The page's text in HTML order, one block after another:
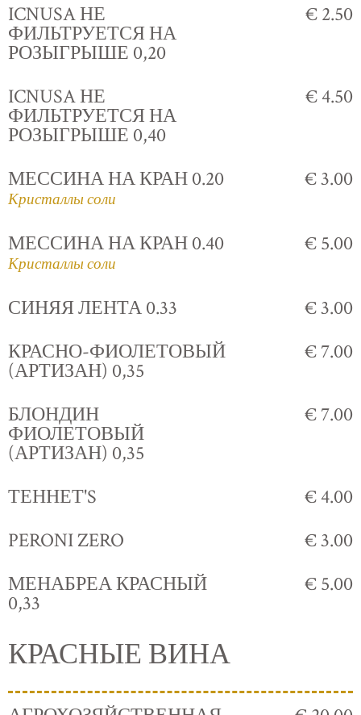
ICNUSA НЕ
ФИЛЬТРУЕТСЯ НА
РОЗЫГРЫШЕ 0,20
€ 2.50
ICNUSA НЕ
ФИЛЬТРУЕТСЯ НА
РОЗЫГРЫШЕ 0,40
€ 4.50
МЕССИНА НА КРАН 0.20
Кристаллы соли
€ 3.00
МЕССИНА НА КРАН 0.40
Кристаллы соли
€ 5.00
СИНЯЯ ЛЕНТА 0.33
€ 3.00
КРАСНО-ФИОЛЕТОВЫЙ
(АРТИЗАН) 0,35
€ 7.00
БЛОНДИН
ФИОЛЕТОВЫЙ
(АРТИЗАН) 0,35
€ 7.00
ТЕННЕТ'S
€ 4.00
PERONI ZERO
€ 3.00
МЕНАБРЕА КРАСНЫЙ
0,33
€ 5.00
КРАСНЫЕ ВИНА